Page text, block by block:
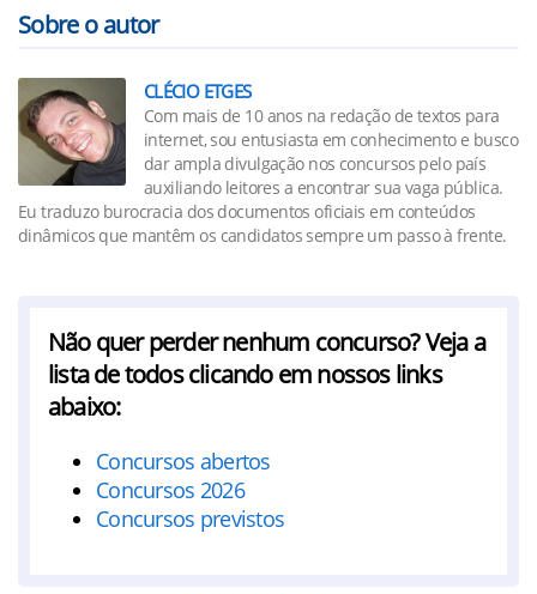
Sobre o autor
CLÉCIO ETGES
Com mais de 10 anos na redação de textos para
internet, sou entusiasta em conhecimento e busco
dar ampla divulgação nos concursos pelo país
auxiliando leitores a encontrar sua vaga pública.
Eu traduzo burocracia dos documentos oficiais em conteúdos
dinâmicos que mantêm os candidatos sempre um passo à frente.
Não quer perder nenhum concurso? Veja a
lista de todos clicando em nossos links
abaixo:
Concursos abertos
Concursos 2026
Concursos previstos